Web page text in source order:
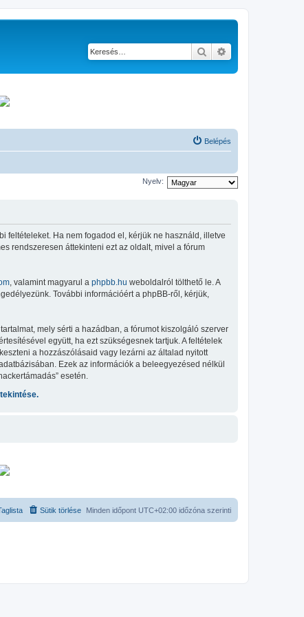
Keresés
Belépés
Nyelv:
feltételeket. Ha nem fogadod el, kérjük ne használd, illetve
rendszeresen áttekinteni ezt az oldalt, mivel a fórum
, valamint magyarul a phpbb.hu weboldalról tölthető le. A
További információért a phpBB-ről, kérjük,
mely sérti a hazádban, a fórumot kiszolgáló szerver
együtt, ha ezt szükségesnek tartjuk. A feltételek
a hozzászólásaid vagy lezárni az általad nyitott
Ezek az információk a beleegyezésed nélkül
esetén.
Minden időpont UTC+02:00 időzóna szerinti
Sütik törlése